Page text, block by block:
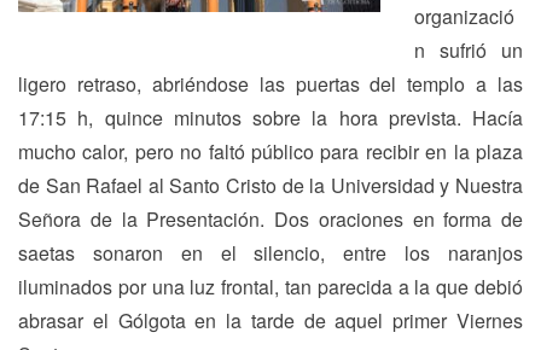
organizació
n sufrió un
ligero retraso, abriéndose las puertas del templo a las
17:15 h, quince minutos sobre la hora prevista. Hacía
mucho calor, pero no faltó público para recibir en la plaza
de San Rafael al Santo Cristo de la Universidad y Nuestra
Señora de la Presentación. Dos oraciones en forma de
saetas sonaron en el silencio, entre los naranjos
iluminados por una luz frontal, tan parecida a la que debió
abrasar el Gólgota en la tarde de aquel primer Viernes